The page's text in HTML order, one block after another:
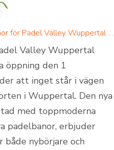
Padelcreations bygger padelbanor för Padel Valley Wuppertal - invigning den 1 september 2024
Valley Wuppertal
öppning den 1
att inget står i vägen
i Wuppertal. Den nya
med toppmoderna
padelbanor, erbjuder
nybörjare och